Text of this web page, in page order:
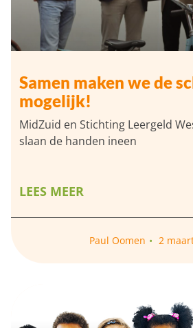
Samen maken we de
mogelijk!
MidZuid en Stichting Leergeld
slaan de handen ineen
LEES MEER
Paul Oomen 2